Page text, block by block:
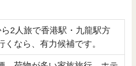
2人旅で香港駅・九龍駅方
くなら、有力候補です。